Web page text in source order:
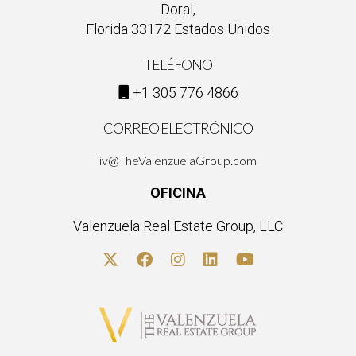
Doral,
Florida 33172 Estados Unidos
TELÉFONO
+1 305 776 4866
CORREO ELECTRÓNICO
iv@TheValenzuelaGroup.com
OFICINA
Valenzuela Real Estate Group, LLC